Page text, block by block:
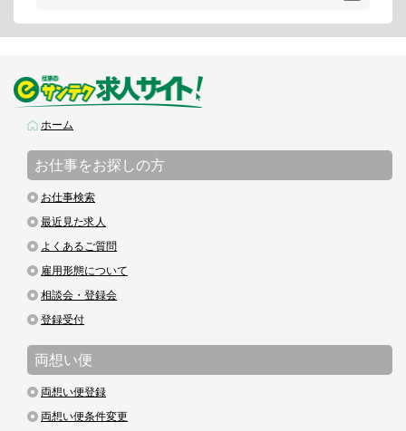
ホーム
お仕事をお探しの方
お仕事検索
最近見た求人
よくあるご質問
雇用形態について
相談会・登録会
登録受付
両想い便
両想い便登録
両想い便条件変更